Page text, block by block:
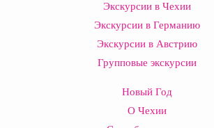
Экскурсии в Чехии
Экскурсии в Германию
Экскурсии в Австрию
Групповые экскурсии
Новый Год
О Чехии